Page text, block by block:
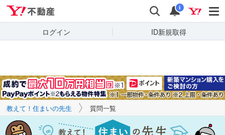
検索 通知
i
ログイン ID新規取得
キーワードで
質問を探す
教えて！住まいの先生 質問一覧